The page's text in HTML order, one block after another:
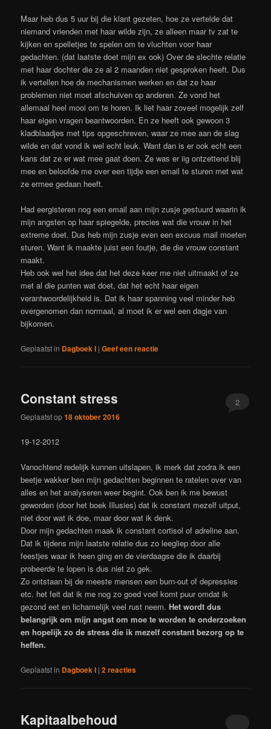
Maar heb dus 5 uur bij die klant gezeten, hoe ze vertelde dat
niemand vrienden met haar wilde zijn, ze alleen maar tv zat te
kijken en spelletjes te spelen om te vluchten voor haar
gedachten. (dat laatste doet mijn ex ook) Over de slechte relatie
met haar dochter die ze al 2 maanden niet gesproken heeft. Dus
ik vertellen hoe de mechanismen werken en dat ze haar
problemen niet moet afschuiven op anderen. Ze vond het
allemaal heel mooi om te horen. Ik liet haar zoveel mogelijk zelf
haar eigen vragen beantwoorden. En ze heeft ook gewoon 3
kladblaadjes met tips opgeschreven, waar ze mee aan de slag
wilde en dat vond ik wel echt leuk. Want dan is er ook echt een
kans dat ze er wat mee gaat doen. Ze was er iig ontzettend blij
mee en beloofde me over een tijdje een email te sturen met wat
ze ermee gedaan heeft.
Had eergisteren nog een email aan mijn zusje gestuurd waarin ik
mijn angsten op haar spiegelde, precies wat die vrouw in het
extreme doet. Dus heb mijn zusje even een excuus mail moeten
sturen. Want ik maakte juist een foutje, die die vrouw constant
maakt.
Heb ook wel het idee dat het deze keer me niet uitmaakt of ze
met al die punten wat doet, dat het echt haar eigen
verantwoordelijkheid is. Dat ik haar spanning veel minder heb
overgenomen dan normaal, al moet ik er wel een dagje van
bijkomen.
Geplaatst in Dagboek I |Geef een reactie
Constant stress
Geplaatst op18 oktober 2016
2
19-12-2012
Vanochtend redelijk kunnen uitslapen, ik merk dat zodra ik een
beetje wakker ben mijn gedachten beginnen te ratelen over van
alles en het analyseren weer begint. Ook ben ik me bewust
geworden (door het boek Illusies) dat ik constant mezelf uitput,
niet door wat ik doe, maar door wat ik denk.
Door mijn gedachten maak ik constant cortisol of adreline aan.
Dat ik tijdens mijn laatste relatie dus zo leegliep door alle
feestjes waar ik heen ging en de vierdaagse die ik daarbij
probeerde te lopen is dus niet zo gek.
Zo ontstaan bij de meeste mensen een burn-out of depressies
etc. het feit dat ik me nog zo goed voel komt puur omdat ik
gezond eet en lichamelijk veel rust neem. Het wordt dus
belangrijk om mijn angst om moe te worden te onderzoeken
en hopelijk zo de stress die ik mezelf constant bezorg op te
heffen.
Geplaatst in Dagboek I |2 reacties
Kapitaalbehoud